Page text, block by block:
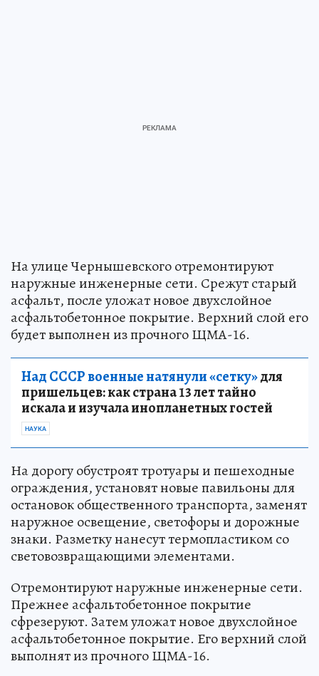
На улице Чернышевского отремонтируют
наружные инженерные сети. Срежут старый
асфальт, после уложат новое двухслойное
асфальтобетонное покрытие. Верхний слой его
будет выполнен из прочного ЩМА-16.
Над СССР военные натянули «сетку»для
пришельцев: как страна 13 лет тайно
искала и изучала инопланетных гостей
НАУКА
На дорогу обустроят тротуары и пешеходные
ограждения, установят новые павильоны для
остановок общественного транспорта, заменят
наружное освещение, светофоры и дорожные
знаки. Разметку нанесут термопластиком со
световозвращающими элементами.
Отремонтируют наружные инженерные сети.
Прежнее асфальтобетонное покрытие
сфрезеруют. Затем уложат новое двухслойное
асфальтобетонное покрытие. Его верхний слой
выполнят из прочного ЩМА-16.